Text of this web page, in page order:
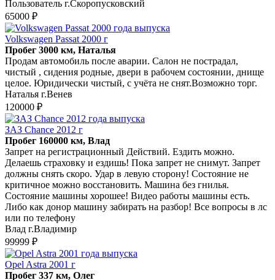
Пользователь г.Скоропусковский
65000 ₽
Volkswagen Passat 2000 г
Пробег 3000 км, Наталья
Продам автомобиль после аварии. Салон не пострадал,
чистый , сидения родные, двери в рабочем состоянии, днище
целое. Юридически чистый, с учёта не снят.Возможно торг.
Наталья г.Венев
120000 ₽
ЗАЗ Chance 2012 г
Пробег 160000 км, Влад
Запрет на регистрационный Действий. Ездить можно.
Делаешь страховку и ездишь! Пока запрет не снимут. Запрет
должны снять скоро. Удар в левую сторону! Состояние не
критичное можно восстановить. Машина без гнилья.
Состояние машины хорошее! Видео работы машины есть.
Либо как донор машину забирать на разбор! Все вопросы в лс
или по телефону
Влад г.Владимир
99999 ₽
Opel Astra 2001 г
Пробег 337 км, Олег